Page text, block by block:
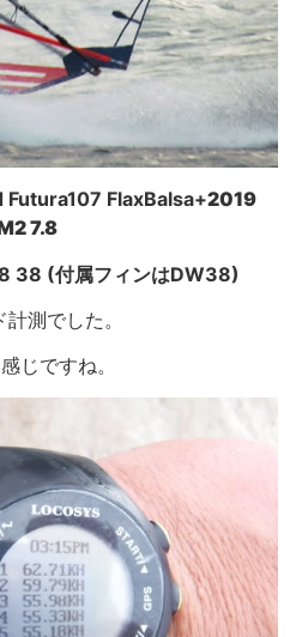
FlaxBalsa+2019
7.8
38 (付属フィンはDW38)
測でした。
じですね。